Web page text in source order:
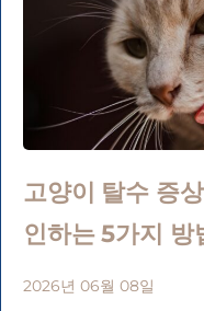
고양이 탈수 증
인하는 5가지 방
2026년 06월 08일